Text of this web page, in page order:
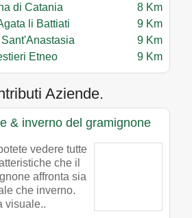
di Catania
8 Km
li Battiati
9 Km
Sant'Anastasia
9 Km
Etneo
9 Km
Aziende.
& inverno del gramignone
vedere tutte
che il
affronta sia
che inverno.
visuale..